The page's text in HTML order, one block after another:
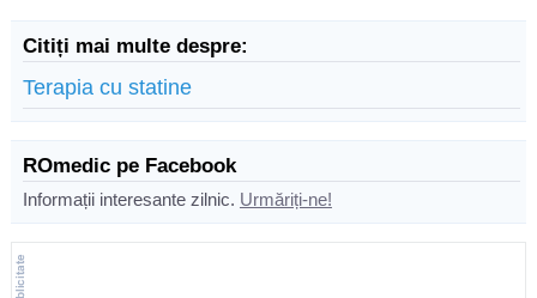
Citiți mai multe despre:
Terapia cu statine
ROmedic pe Facebook
Informații interesante zilnic. Urmăriți-ne!